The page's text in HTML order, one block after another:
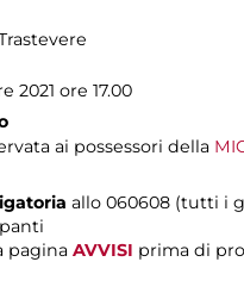
2021 ore 17.00
ai possessori della
allo 060608 (tutti i
pagina AVVISI prima di